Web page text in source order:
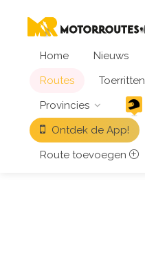
Home
Nieuws
Routes
Toerritten
Provincies
Ontdek de App!
Route toevoegen